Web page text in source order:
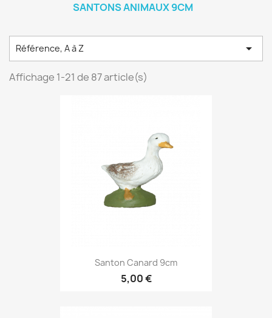
SANTONS ANIMAUX 9CM
Référence, A à Z 
Affichage 1-21 de 87 article(s)
Santon Canard 9cm
5,00 €